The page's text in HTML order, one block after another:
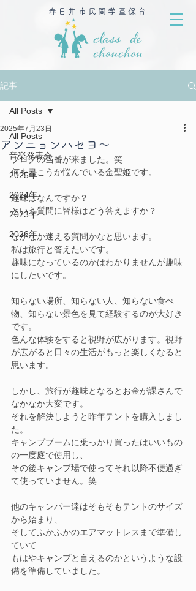
春日井市民間学童保育
記事
All Posts
音楽発表会
2025年
2024年
2023年
2026年
All Posts
アンニョンハセヨ～
2025年7月23日
ブログの当番が来ました。笑
何を書こうか悩んでいる金聖姫です。
趣味はなんですか？
という質問に皆様はどう答えますか？
なかなか迷える質問かなと思います。
私は旅行と答えたいです。
趣味になっているのかはわかりませんが趣味
にしたいです。
知らない場所、知らない人、知らない食べ
物、知らない景色を見て経験するのが大好き
です。
色んな体験をすると視野が広がります。視野
が広がると日々の生活がもっと楽しくなると
思います。
しかし、旅行が趣味となるとお金が課さんで
なかなか大変です。
それを解決しようと昨年テントを購入しまし
た。
キャンプブームに乗っかり買ったはいいもの
の一度庭で使用し、
その後キャンプ場で使ってそれ以降不便過ぎ
て使っていません。笑
他のキャンパー達はそもそもテントのサイズ
から始まり、
そしてふかふかのエアマットレスまで準備し
ていて
もはやキャンプと言えるのかというような設
備を準備していました。